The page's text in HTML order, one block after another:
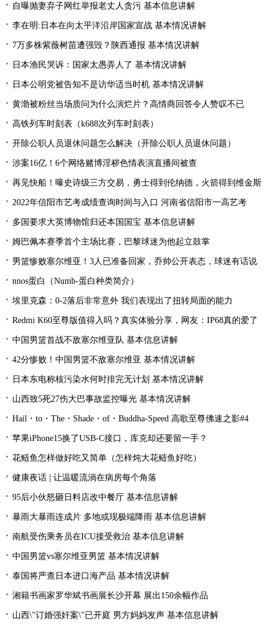
自曝抛妻弃子网红举报老丈人贪污 基本信息讲解
李在明:日本在向太平洋沿岸国家宣战 基本情况讲解
7万多株紫薇树苗遭强毁？陕西通报 基本情况讲解
日本渔民哭诉：国家太愚弄人了 基本情况讲解
日本公明党被告知不是访华适当时机 基本情况讲解
黄渤被粉丝当场质问为什么演烂片？高情商回答令人赞叹不已
高铁列车时刻表（k688次列车时刻表）
开除公职人员退休问题怎么解决（开除公职人员退休问题）
涉案16亿！6个网络赌博淫秽色情表演直播间被查
再见快船！曝史诗级三方交易，勇士得到伦纳德，火箭得到维金斯
2022年信阳市艺考成绩查询时间与入口 河南省信阳市一高艺考
多国要求大英博物馆归还本国国宝 基本信息讲解
姆巴佩本赛季首个主场比赛，巴黎球迷为他起立鼓掌
男篮惨败塞尔维亚！3人已准备回家，乔帅公开表态，球迷有话说
nnos蛋白（Numb-蛋白种类简介）
埃里克森：0-2落后非常意外 我们表现出了扭转局面的能力
Redmi K60至尊版值得入吗？真实体验分享，网友：IP68真的爱了
中国男篮首战不敌塞尔维亚队 基本信息讲解
42分惨败！中国男篮不敌塞尔维亚 基本情况讲解
日本东电称核污染水何时排完无计划 基本情况讲解
山西致5死27伤大巴事故监控曝光 基本情况讲解
Hail・to・The・Shade・of・Buddha-Speed 高歌至尊佛速之影#4
苹果iPhone15换了USB-C接口，库克却还要留一手？
花鲢鱼怎样做好吃又简单（怎样炖大花鲢鱼好吃）
健康夜话 | 让温暖流淌在病房每个角落
95后小伙怒砸日料店改中餐厅 基本信息讲解
暴雨大暴雨连成片 多地或现极端降雨 基本信息讲解
南航受伤乘务员在ICU接受救治 基本信息讲解
中国男篮vs塞尔维亚男篮 基本情况讲解
泰国将严查日本进口海产品 基本情况讲解
湘籍书画家罗华斌书画展长沙开幕 展出150余幅作品
山西\"订婚强奸案\"已开庭 男方妈妈发声 基本信息讲解